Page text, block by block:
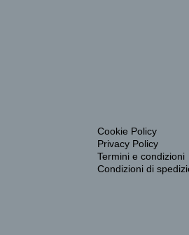
Cookie Policy
Privacy Policy
Termini e condizioni
Condizioni di